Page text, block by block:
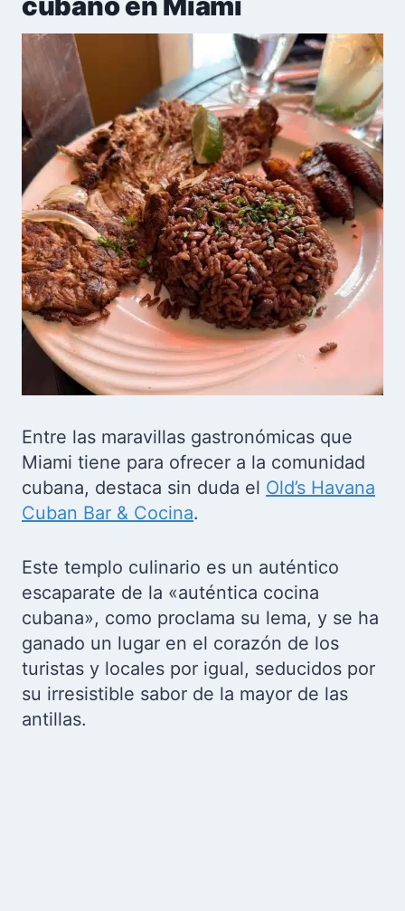
Entre las maravillas gastronómicas que
Miami tiene para ofrecer a la comunidad
cubana, destaca sin duda el Old’s Havana
Cuban Bar & Cocina.
Este templo culinario es un auténtico
escaparate de la «auténtica cocina
cubana», como proclama su lema, y se ha
ganado un lugar en el corazón de los
turistas y locales por igual, seducidos por
su irresistible sabor de la mayor de las
antillas.